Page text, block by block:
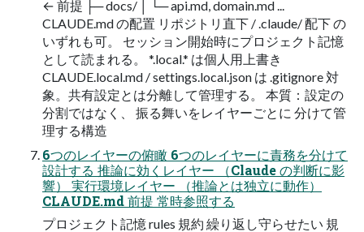
← 前提 ├─ docs/ │ └─ api.md, domain.md ...
CLAUDE.md の配置 リポジトリ直下 / .claude/ 配下 の
いずれも可。 セッション開始時にプロジェクト記憶
として読まれる。 *.local.* は個人用上書き
CLAUDE.local.md / settings.local.json は .gitignore 対
象。共有設定とは分離して管理する。 本質：設定の
分割ではなく、 振る舞いをレイヤーごとに 分けて管
理する構造
6つのレイヤーの俯瞰 6つのレイヤーに責務を分けて
設計する 推論に効くレイヤー （Claude の判断に影
響） 実行環境レイヤー （推論とは独立に動作）
CLAUDE.md 前提 常時参照する
プロジェクト記憶 rules 規約 繰り返し守らせたい 規